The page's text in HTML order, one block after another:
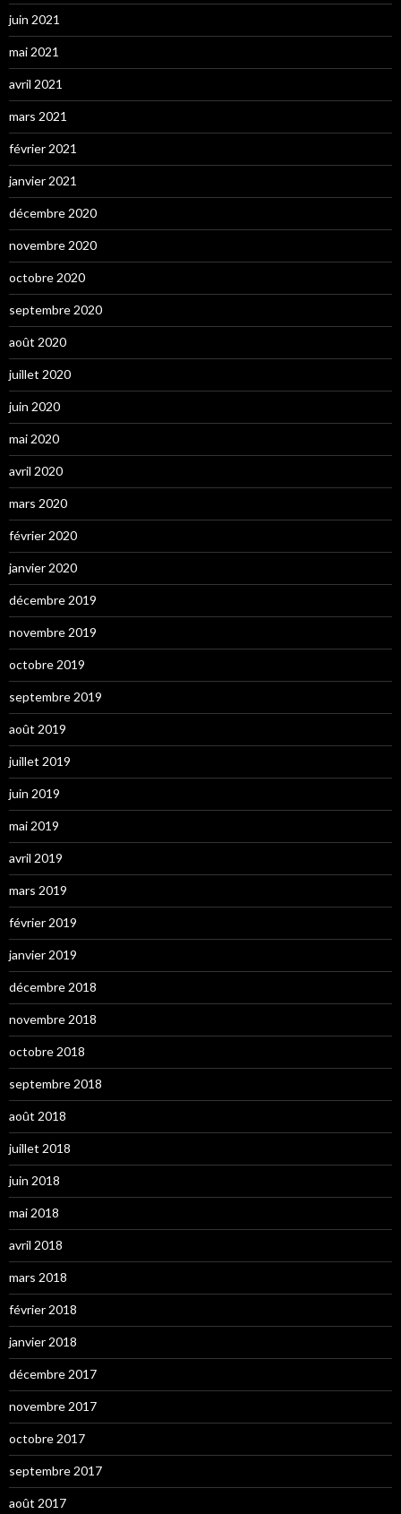
juin 2021
mai 2021
avril 2021
mars 2021
février 2021
janvier 2021
décembre 2020
novembre 2020
octobre 2020
septembre 2020
août 2020
juillet 2020
juin 2020
mai 2020
avril 2020
mars 2020
février 2020
janvier 2020
décembre 2019
novembre 2019
octobre 2019
septembre 2019
août 2019
juillet 2019
juin 2019
mai 2019
avril 2019
mars 2019
février 2019
janvier 2019
décembre 2018
novembre 2018
octobre 2018
septembre 2018
août 2018
juillet 2018
juin 2018
mai 2018
avril 2018
mars 2018
février 2018
janvier 2018
décembre 2017
novembre 2017
octobre 2017
septembre 2017
août 2017